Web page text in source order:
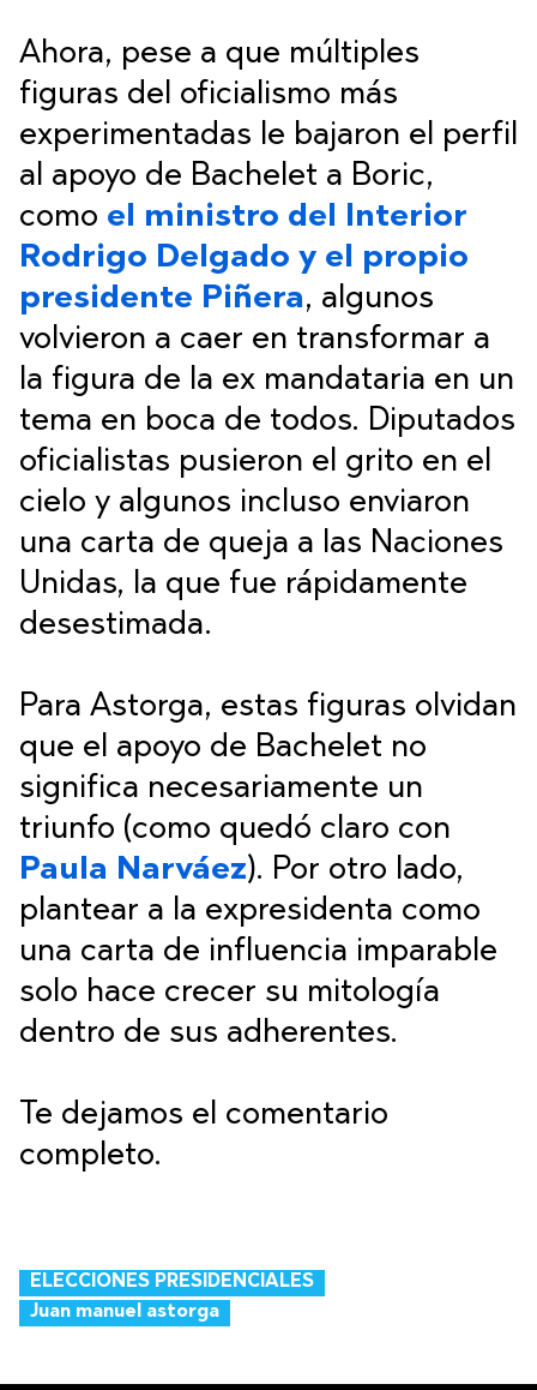
Ahora, pese a que múltiples
figuras del oficialismo más
experimentadas le bajaron el perfil
al apoyo de Bachelet a Boric,
como el ministro del Interior
Rodrigo Delgado y el propio
presidente Piñera, algunos
volvieron a caer en transformar a
la figura de la ex mandataria en un
tema en boca de todos. Diputados
oficialistas pusieron el grito en el
cielo y algunos incluso enviaron
una carta de queja a las Naciones
Unidas, la que fue rápidamente
desestimada.
Para Astorga, estas figuras olvidan
que el apoyo de Bachelet no
significa necesariamente un
triunfo (como quedó claro con
Paula Narváez). Por otro lado,
plantear a la expresidenta como
una carta de influencia imparable
solo hace crecer su mitología
dentro de sus adherentes.
Te dejamos el comentario
completo.
ELECCIONES PRESIDENCIALES
Juan manuel astorga